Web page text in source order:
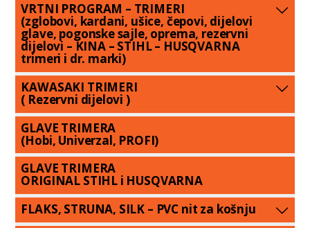
VRTNI PROGRAM – TRIMERI
(zglobovi, kardani, ušice, čepovi, dijelovi
glave, pogonske sajle, oprema, rezervni
dijelovi – KINA – STIHL – HUSQVARNA
trimeri i dr. marki)
KAWASAKI TRIMERI
( Rezervni dijelovi )
GLAVE TRIMERA
(Hobi, Univerzal, PROFI)
GLAVE TRIMERA
ORIGINAL STIHL i HUSQVARNA
FLAKS, STRUNA, SILK – PVC nit za košnju